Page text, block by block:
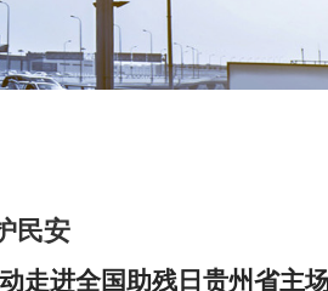
民安
走进全国助残日贵州省主